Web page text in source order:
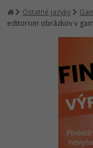
Kurzy
Ako
C# .NET
Python -
JavaScript
Ostatné jazyky
editorom obrázkov v